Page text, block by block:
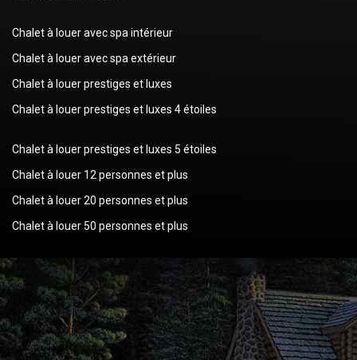
Chalet à louer avec spa intérieur
Chalet à louer avec spa extérieur
Chalet à louer prestiges et luxes
Chalet à louer prestiges et luxes 4 étoiles
Chalet à louer prestiges et luxes 5 étoiles
Chalet à louer 12 personnes et plus
Chalet à louer 20 personnes et plus
Chalet à louer 50 personnes et plus